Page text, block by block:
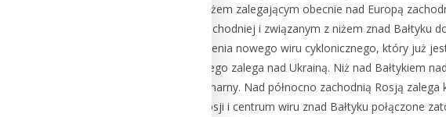
jeden układ baryczny z wyżem zalegającym obecnie nad Europą
zalegającym w Europie wschodniej i związanym z niżem znad Bałtyku
Rumunii doszło do utworzenia nowego wiru cyklonicznego, który już
995,8 hPa wiru cyklonicznego zalega nad Ukrainą. Niż nad Bałtykiem
praktycznie jest już stacjonarny. Nad północno zachodnią Rosją
Centrum wiru znad NW Rosji i centrum wiru znad Bałtyku połączone